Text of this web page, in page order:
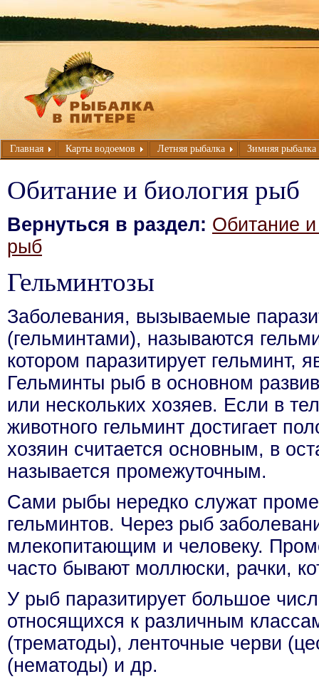
Главная Карты водоемов Летняя рыбалка Зимняя рыбалка
Обитание и биология рыб
Вернуться в раздел: Обитание
рыб
Гельминтозы
Заболевания, вызываемые
(гельминтами), называются
котором паразитирует гельминт,
Гельминты рыб в основном
или нескольких хозяев. Если в
животного гельминт достигает
хозяин считается основным, в
называется промежуточным.
Сами рыбы нередко служат
гельминтов. Через рыб
млекопитающим и человеку.
часто бывают моллюски, рачки,
У рыб паразитирует большое
относящихся к различным
(трематоды), ленточные черви
(нематоды) и др.